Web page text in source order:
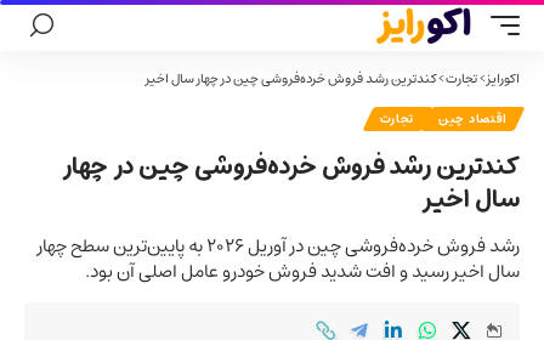
اکورایز>تجارت>کندترین رشد فروش خرده‌فروشی چین در چهار سال اخیر
اقتصاد چین تجارت
کندترین رشد فروش خرده‌فروشی چین در چهار
سال اخیر
رشد فروش خرده‌فروشی چین در آوریل ۲۰۲۶ به پایین‌ترین سطح چهار
سال اخیر رسید و افت شدید فروش خودرو عامل اصلی آن بود.